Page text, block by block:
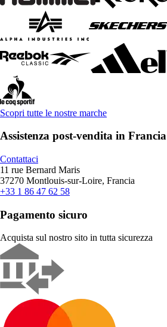
Scopri tutte le nostre marche
Assistenza post-vendita in Francia
Contattaci
11 rue Bernard Maris
37270 Montlouis-sur-Loire, Francia
+33 1 86 47 62 58
Pagamento sicuro
Acquista sul nostro sito in tutta sicurezza